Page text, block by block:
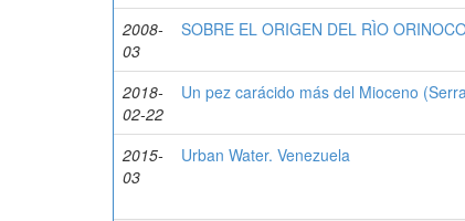
2008-
03
SOBRE EL ORIGEN DEL RÌO
2018-
02-22
Un pez carácido más del Mioceno
2015-
03
Urban Water. Venezuela